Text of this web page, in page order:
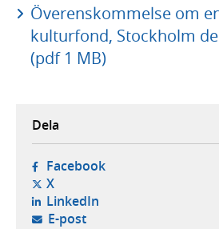
Överenskommelse om
kulturfond, Stockholm
(pdf 1 MB)
Dela
Facebook- öppnas i ny flik,
X- öppnas i ny flik, extern
LinkedIn- öppnas i ny flik,
E-post- öppnar din e-